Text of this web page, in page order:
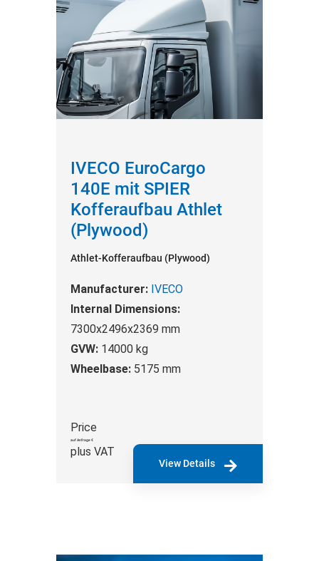
IVECO EuroCargo
140E mit SPIER
Kofferaufbau Athlet
(Plywood)
Athlet-Kofferaufbau (Plywood)
Manufacturer: IVECO
Internal Dimensions:
7300x2496x2369 mm
GVW: 14000 kg
Wheelbase: 5175 mm
Price
auf Anfrage €
plus VAT
View Details